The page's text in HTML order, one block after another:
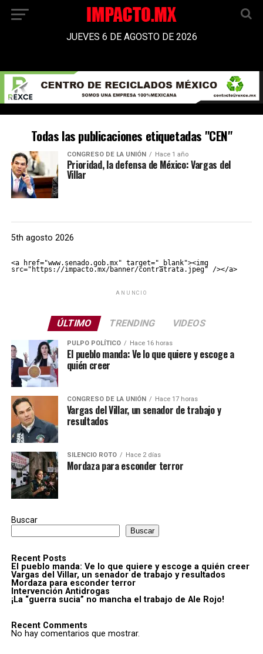
JUEVES 6 DE AGOSTO DE 2026
Todas las publicaciones etiquetadas "CEN"
CONGRESO DE LA UNIÓN Hace 1 año
Prioridad, la defensa de México: Vargas del
Villar
5th agosto 2026
<a href="www.senado.gob.mx" target="_blank"><img
src="https://impacto.mx/banner/contratrata.jpeg" /></a>
ANUNCIO
ÚLTIMO TRENDING VIDEOS
PULPO POLÍTICO Hace 16 horas
El pueblo manda: Ve lo que quiere y escoge a
quién creer
CONGRESO DE LA UNIÓN Hace 17 horas
Vargas del Villar, un senador de trabajo y
resultados
SILENCIO ROTO Hace 2 días
Mordaza para esconder terror
Buscar
Buscar
Recent Posts
El pueblo manda: Ve lo que quiere y escoge a quién creer
Vargas del Villar, un senador de trabajo y resultados
Mordaza para esconder terror
Intervención Antidrogas
¡La “guerra sucia” no mancha el trabajo de Ale Rojo!
Recent Comments
No hay comentarios que mostrar.